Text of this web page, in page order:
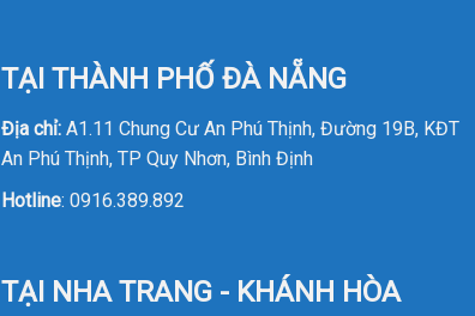
TẠI THÀNH PHỐ ĐÀ NẴNG
Địa chỉ: A1.11 Chung Cư An Phú Thịnh, Đường 19B, KĐT
An Phú Thịnh, TP Quy Nhơn, Bình Định
Hotline:0916.389.892
TẠI NHA TRANG - KHÁNH HÒA